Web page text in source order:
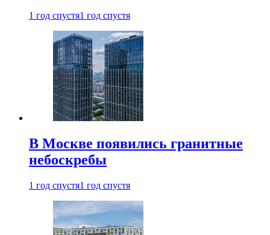
1 год спустя1 год спустя
В Москве появились гранитные
небоскребы
1 год спустя1 год спустя